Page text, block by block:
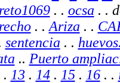
. . ocsa . .
. . Ariza . .
sentencia . .
.. Puerto
. 13. 14. 15. 16. .